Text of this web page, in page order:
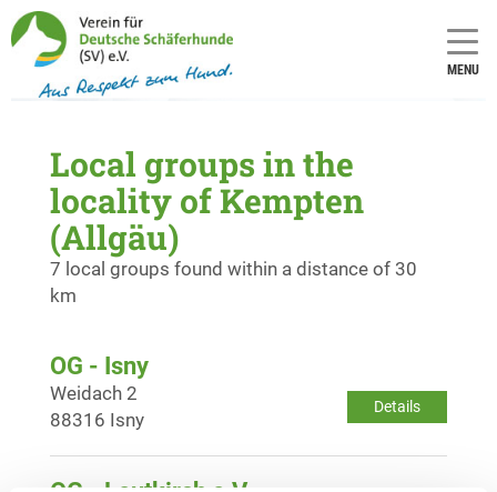
MENU
Local groups in the
locality of Kempten
(Allgäu)
7 local groups found within a distance of 30
km
OG - Isny
Details
Weidach 2
88316 Isny